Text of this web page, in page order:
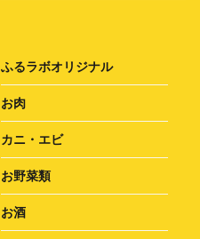
ふるラボオリジナル
お肉
カニ・エビ
お野菜類
お酒